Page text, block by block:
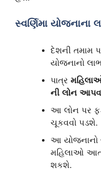
સ્વર્ણિમા
દેશની તમામ
યોજનાનો
પાત્ર
ની લોન
આ લોન પર
ચૂકવવો પડશે.
આ યોજનાનો
મહિલાઓ
શકશે.